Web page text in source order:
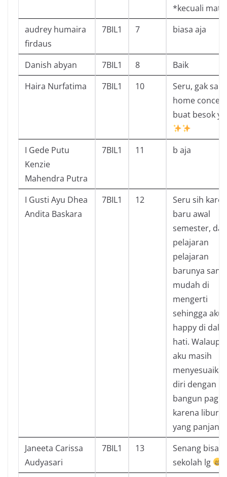
*kecuali math
audrey humaira
firdaus
7BIL1 7 biasa aja
Danish abyan 7BIL1 8
Baik
Haira Nurfatima
7BIL1 10
Seru, gak
home concert
buat besok
I Gede Putu
Kenzie
Mahendra Putra
7BIL1 11 b aja
I Gusti Ayu Dhea
Andita Baskara
7BIL1 12
Seru sih
baru awal
semester, dan
pelajaran
pelajaran
barunya
mudah di
mengerti
sehingga aku
happy di
hati.
aku masih
diri dengan
bangun pagi
karena
yang panjang
Janeeta Carissa
Audyasari
7BIL1 13
Senang bisa
sekolah lg